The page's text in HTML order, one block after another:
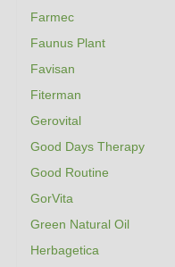
Farmec
Faunus Plant
Favisan
Fiterman
Gerovital
Good Days Therapy
Good Routine
GorVita
Green Natural Oil
Herbagetica